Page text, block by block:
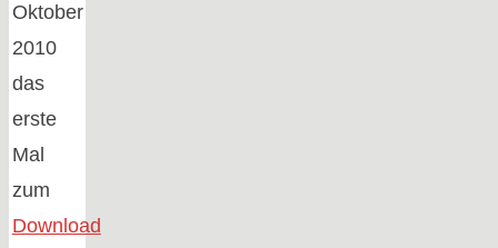
Oktober
2010
das
erste
Mal
zum
Download